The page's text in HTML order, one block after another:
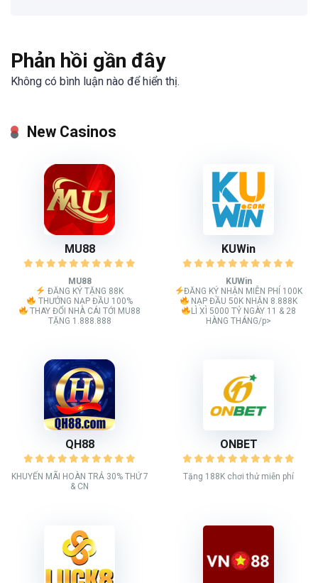
Phản hồi gần đây
Không có bình luận nào để hiển thị.
New Casinos
MU88
MU88
ĐĂNG KÝ TẶNG 88K
THƯỞNG NẠP ĐẦU 100%
THAY ĐỔI NHÀ CÁI TỚI MU88
TẶNG 1.888.888
KUWin
KUWin
ĐĂNG KÝ NHẬN MIỄN PHÍ 100K
NẠP ĐẦU 50K NHẬN 8.888K
LÌ XÌ 5000 TỶ NGÀY 11 & 28
HÀNG THÁNG/p>
QH88
KHUYẾN MÃI HOÀN TRẢ 30% THỨ 7
& CN
ONBET
Tặng 188K chơi thử miễn phí